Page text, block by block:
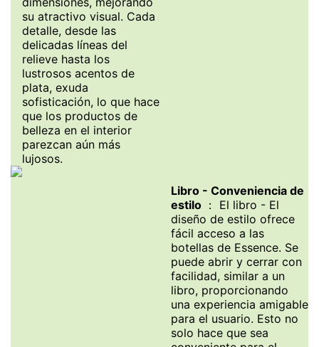
su atractivo visual. Cada
detalle, desde las
delicadas líneas del
relieve hasta los
lustrosos acentos de
plata, exuda
sofisticación, lo que hace
que los productos de
belleza en el interior
parezcan aún más
lujosos.
Libro - Conveniencia de
estilo ： El libro - El
diseño de estilo ofrece
fácil acceso a las
botellas de Essence. Se
puede abrir y cerrar con
facilidad, similar a un
libro, proporcionando
una experiencia amigable
para el usuario. Esto no
solo hace que sea